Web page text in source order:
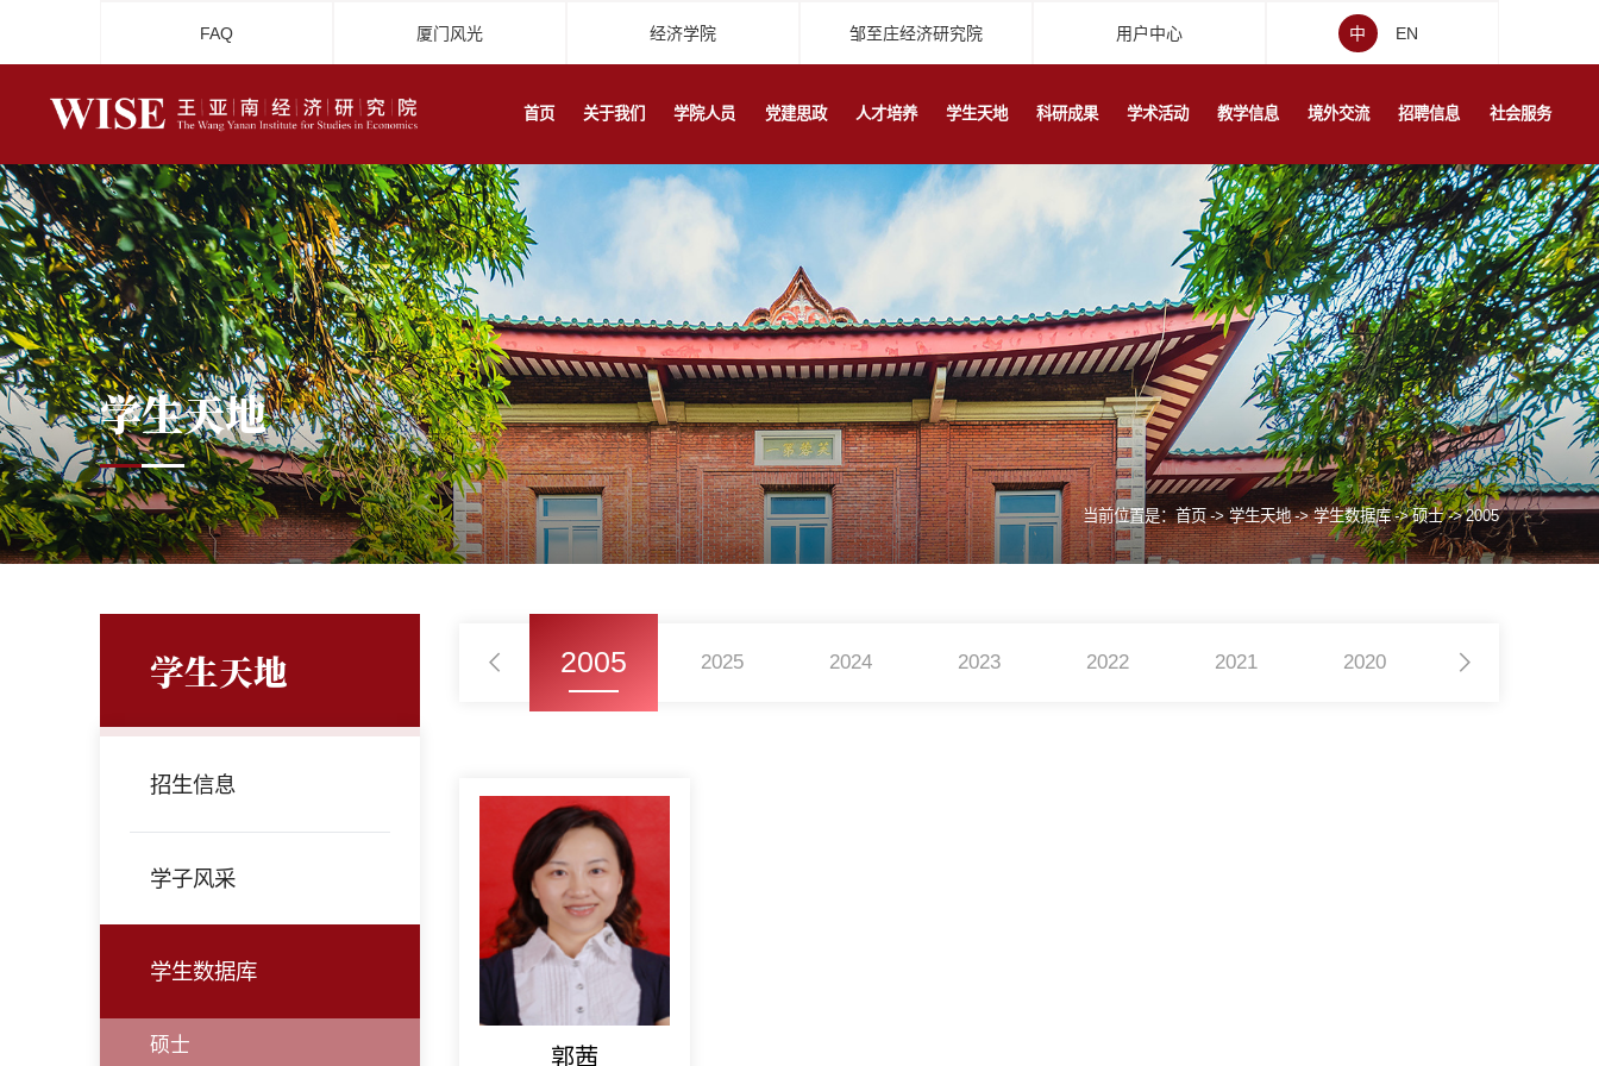
FAQ 厦门风光 经济学院 邹至庄经济研究院 用户中心 中 EN
首页 关于我们 学院人员 党建思政 人才培养 学生天地 科研成果 学术活动 教学信息 境外交流 招聘信息 社会服务
学生天地
当前位置是：首页 -> 学生天地 -> 学生数据库 -> 硕士 -> 2005
学生天地
招生信息
学子风采
学生数据库
硕士
2008 2005 2025 2024 2023 2022 2021 2020
郭茜